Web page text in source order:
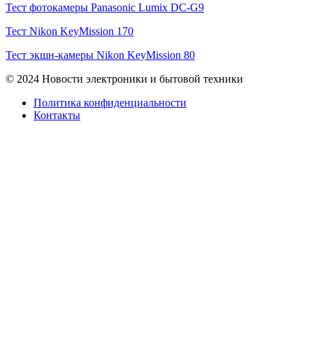
Тест фотокамеры Panasonic Lumix DC-G9
Тест Nikon KeyMission 170
Тест экшн-камеры Nikon KeyMission 80
© 2024 Новости электроники и бытовой техники
Политика конфиденциальности
Контакты